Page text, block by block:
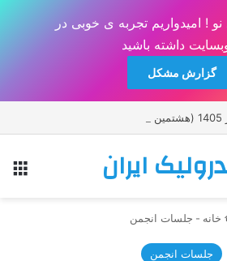
امیدواریم تجربه ی خوبی در
داشته باشید
گزارش مشکل
ایران
خانه - جلسات انجمن
جلسات انجمن